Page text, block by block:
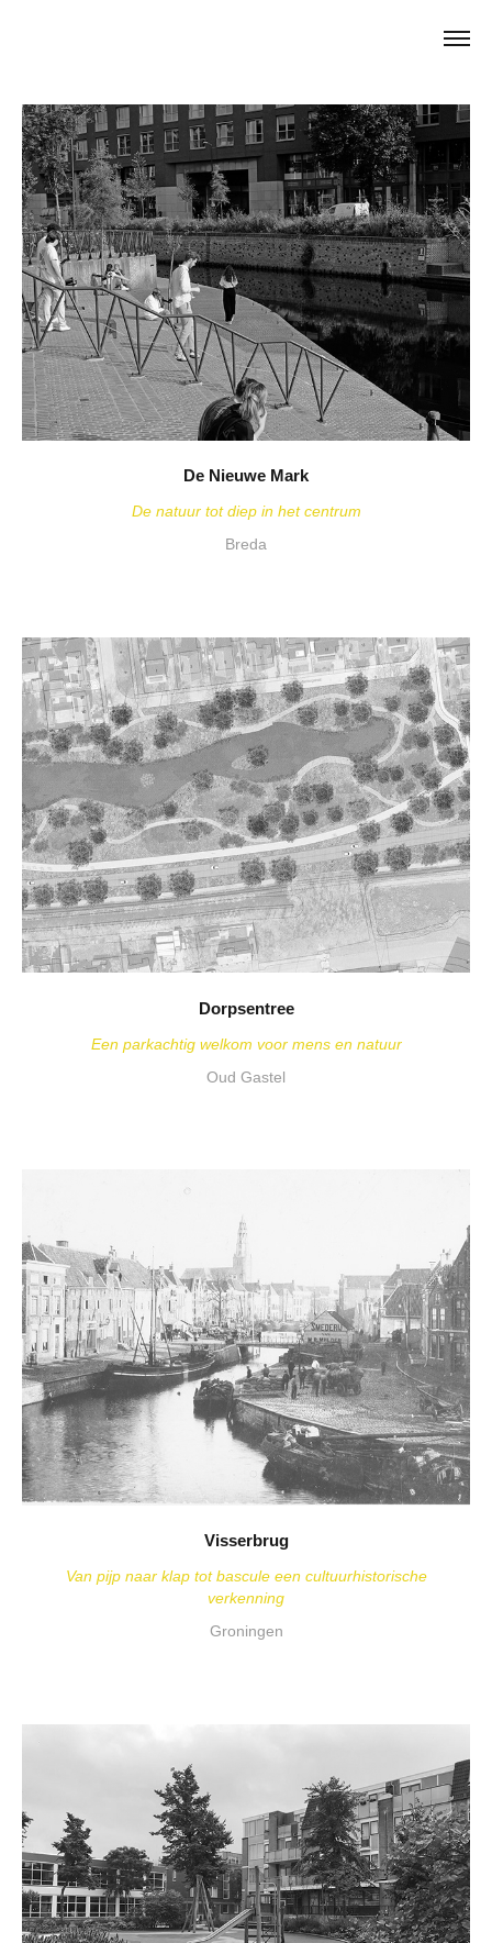
De Nieuwe Mark
De natuur tot diep in het centrum
Breda
Dorpsentree
Een parkachtig welkom voor mens en natuur
Oud Gastel
Visserbrug
Van pijp naar klap tot bascule een cultuurhistorische
verkenning
Groningen